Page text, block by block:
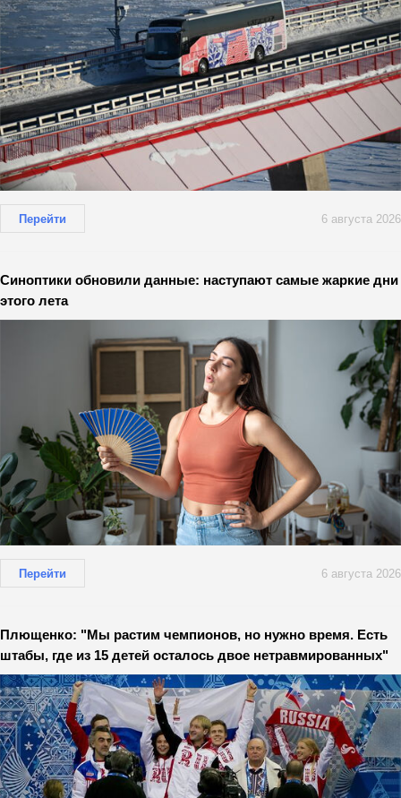
Перейти 6 августа 2026
Синоптики обновили данные: наступают самые жаркие дни
этого лета
Перейти 6 августа 2026
Плющенко: "Мы растим чемпионов, но нужно время. Есть
штабы, где из 15 детей осталось двое нетравмированных"